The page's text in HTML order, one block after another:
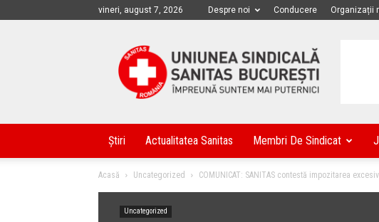
vineri, august 7, 2026 Despre noi Conducere Organizații
Bucuresti
Știri Actualitatea Sanitas Membri De Sindicat
Acasă Uncategorized COMUNICAT: SANITAS contestă impozitarea
Uncategorized